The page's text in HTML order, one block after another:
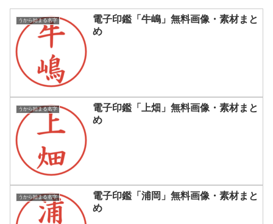
うから始まる名字
電子印鑑「牛嶋」無料画像・素材まと
め
うから始まる名字
電子印鑑「上畑」無料画像・素材まと
め
うから始まる名字
電子印鑑「浦岡」無料画像・素材まと
め